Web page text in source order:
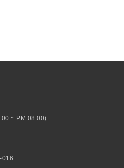
~ PM 08:00)
016